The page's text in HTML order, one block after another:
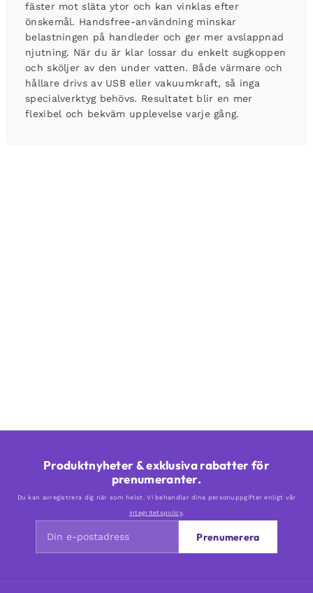
fäster mot släta ytor och kan vinklas efter
önskemål. Handsfree-användning minskar
belastningen på handleder och ger mer avslappnad
njutning. När du är klar lossar du enkelt sugkoppen
och sköljer av den under vatten. Både värmare och
hållare drivs av USB eller vakuumkraft, så inga
specialverktyg behövs. Resultatet blir en mer
flexibel och bekväm upplevelse varje gång.
Produktnyheter & exklusiva rabatter för
prenumeranter.
Du kan avregistrera dig när som helst. Vi behandlar dina personuppgifter enligt vår
integritetspolicy.
Prenumerera